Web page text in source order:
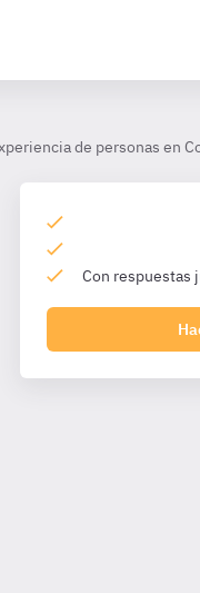
de personas en
Con respuestas